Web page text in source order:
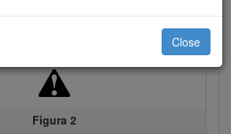
Close
Figura 2